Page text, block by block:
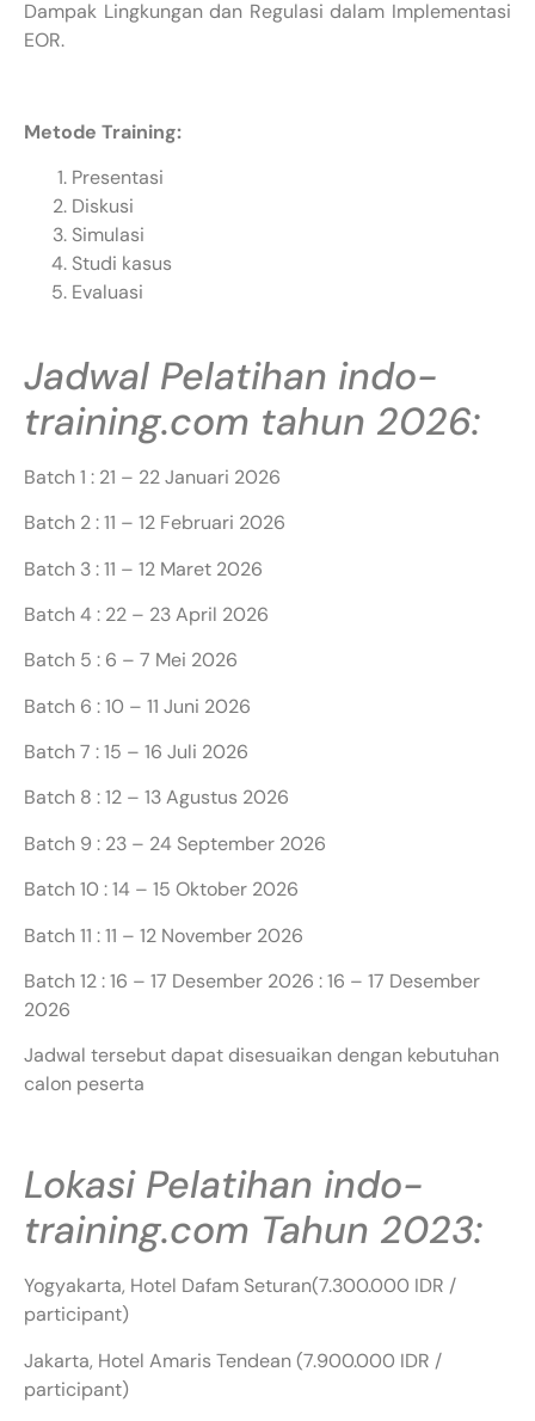
Dampak Lingkungan dan Regulasi dalam Implementasi
EOR.
Metode Training:
Presentasi
Diskusi
Simulasi
Studi kasus
Evaluasi
Jadwal Pelatihan indo-
training.com tahun 2026:
Batch 1 : 21 – 22 Januari 2026
Batch 2 : 11 – 12 Februari 2026
Batch 3 : 11 – 12 Maret 2026
Batch 4 : 22 – 23 April 2026
Batch 5 : 6 – 7 Mei 2026
Batch 6 : 10 – 11 Juni 2026
Batch 7 : 15 – 16 Juli 2026
Batch 8 : 12 – 13 Agustus 2026
Batch 9 : 23 – 24 September 2026
Batch 10 : 14 – 15 Oktober 2026
Batch 11 : 11 – 12 November 2026
Batch 12 : 16 – 17 Desember 2026 : 16 – 17 Desember
2026
Jadwal tersebut dapat disesuaikan dengan kebutuhan
calon peserta
Lokasi Pelatihan indo-
training.com Tahun 2023:
Yogyakarta, Hotel Dafam Seturan(7.300.000 IDR /
participant)
Jakarta, Hotel Amaris Tendean (7.900.000 IDR /
participant)